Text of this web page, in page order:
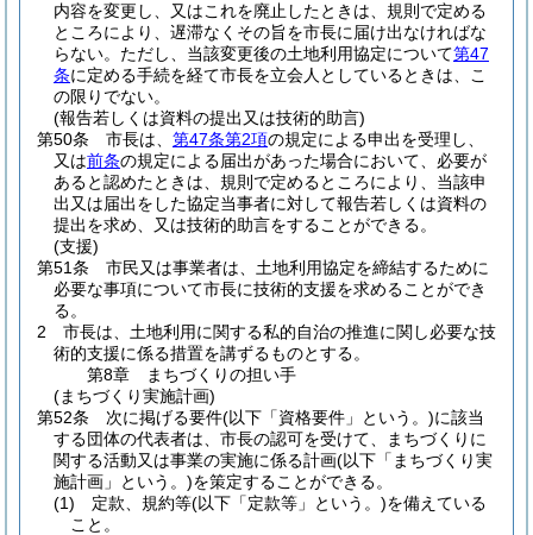
内容を変更し、又はこれを廃止したときは、規則で定める
ところにより、遅滞なくその旨を市長に届け出なければな
らない。 ただし、当該変更後の土地利用協定について第47
条に定める手続を経て市長を立会人としているときは、こ
の限りでない。
(報告若しくは資料の提出又は技術的助言)
第50条
市長は、 第47条第2項の規定による申出を受理し、
又は前条の規定による届出があった場合において、必要が
あると認めたときは、規則で定めるところにより、当該申
出又は届出をした協定当事者に対して報告若しくは資料の
提出を求め、又は技術的助言をすることができる。
(支援)
第51条
市民又は事業者は、土地利用協定を締結するために
必要な事項について市長に技術的支援を求めることができ
る。
2
市長は、土地利用に関する私的自治の推進に関し必要な技
術的支援に係る措置を講ずるものとする。
第8章
まちづくりの担い手
(まちづくり実施計画)
第52条
次に掲げる要件(以下「資格要件」という。)に該当
する団体の代表者は、市長の認可を受けて、まちづくりに
関する活動又は事業の実施に係る計画(以下「まちづくり実
施計画」という。)を策定することができる。
(1)
定款、規約等(以下「定款等」という。)を備えている
こと。